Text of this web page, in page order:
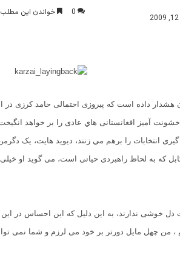
0 خواندن این مطلب 4 دقیقه زمان
هشدار داده است که پیروزی احتمالی حامد کرزی در
آمیز افغانستانی هاي عادی را بر خواهد
انتخابات را برهم مي زنند، دیوید هایت، یک
كه به لحاظ راهبردی حیاتی است، می گوید او خیلی
خوشی ندارند، به این دلیل که این احساس در این
، من چهل مایل دورتر بر خود می لرزم و شما نمی